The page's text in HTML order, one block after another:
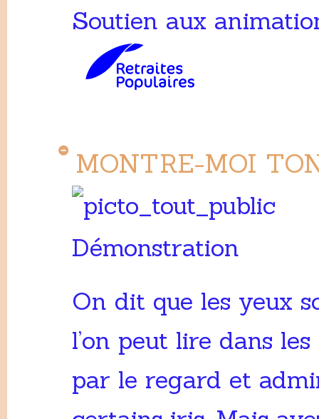
Soutien aux
MONTRE-MOI
Démonstration
On dit que les yeux
l’on peut lire dans
par le regard et